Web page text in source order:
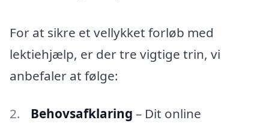
For at sikre et vellykket forløb med
lektiehjælp, er der tre vigtige trin, vi
anbefaler at følge:
Behovsafklaring – Dit online